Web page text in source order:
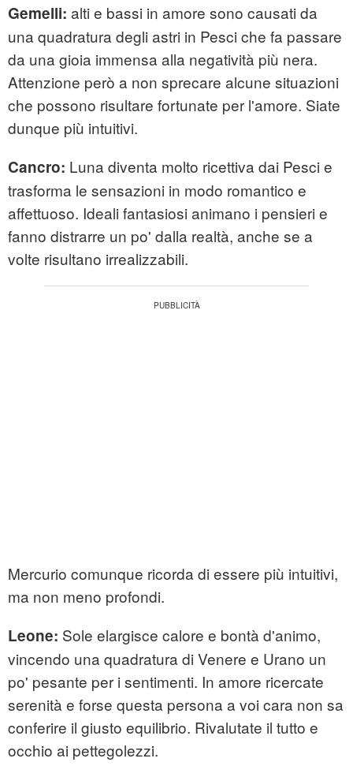
Gemelli: alti e bassi in amore sono causati da
una quadratura degli astri in Pesci che fa passare
da una gioia immensa alla negatività più nera.
Attenzione però a non sprecare alcune situazioni
che possono risultare fortunate per l'amore. Siate
dunque più intuitivi.
Cancro: Luna diventa molto ricettiva dai Pesci e
trasforma le sensazioni in modo romantico e
affettuoso. Ideali fantasiosi animano i pensieri e
fanno distrarre un po' dalla realtà, anche se a
volte risultano irrealizzabili.
Mercurio comunque ricorda di essere più intuitivi,
ma non meno profondi.
Leone: Sole elargisce calore e bontà d'animo,
vincendo una quadratura di Venere e Urano un
po' pesante per i sentimenti. In amore ricercate
serenità e forse questa persona a voi cara non sa
conferire il giusto equilibrio. Rivalutate il tutto e
occhio ai pettegolezzi.